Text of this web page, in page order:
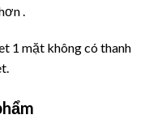
.
1 mặt không có thanh